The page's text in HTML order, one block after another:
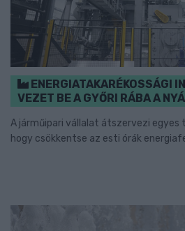
ENERGIATAKARÉKOSSÁGI
VEZET BE A GYŐRI RÁBA A
A járműipari vállalat átszervezi
hogy csökkentse az esti órák